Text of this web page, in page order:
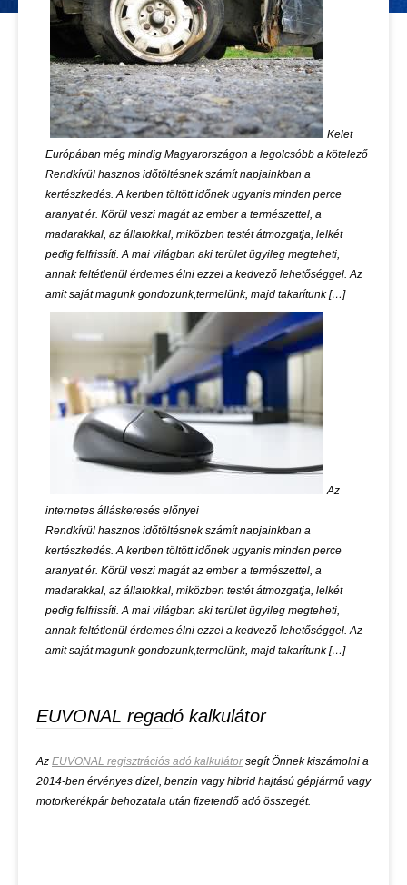
Kelet
Európában még mindig Magyarországon a legolcsóbb a kötelező
Rendkívül hasznos időtöltésnek számít napjainkban a
kertészkedés. A kertben töltött időnek ugyanis minden perce
aranyat ér. Körül veszi magát az ember a természettel, a
madarakkal, az állatokkal, miközben testét átmozgatja, lelkét
pedig felfrissíti. A mai világban aki terület ügyileg megteheti,
annak feltétlenül érdemes élni ezzel a kedvező lehetőséggel. Az
amit saját magunk gondozunk,termelünk, majd takarítunk […]
Az
internetes álláskeresés előnyei
Rendkívül hasznos időtöltésnek számít napjainkban a
kertészkedés. A kertben töltött időnek ugyanis minden perce
aranyat ér. Körül veszi magát az ember a természettel, a
madarakkal, az állatokkal, miközben testét átmozgatja, lelkét
pedig felfrissíti. A mai világban aki terület ügyileg megteheti,
annak feltétlenül érdemes élni ezzel a kedvező lehetőséggel. Az
amit saját magunk gondozunk,termelünk, majd takarítunk […]
EUVONAL regadó kalkulátor
Az EUVONAL regisztrációs adó kalkulátorsegít Önnek kiszámolni a
2014-ben érvényes dízel, benzin vagy hibrid hajtású gépjármű vagy
motorkerékpár behozatala után fizetendő adó összegét.